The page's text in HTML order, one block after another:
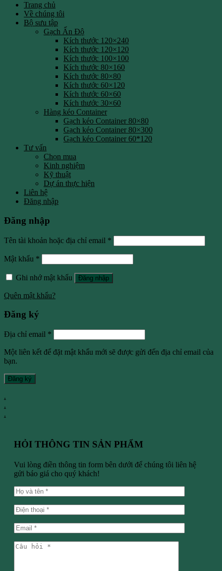
Trang chủ
Về chúng tôi
Bộ sưu tập
Gạch Ấn Độ
Kích thước 120×240
Kích thước 120×120
Kích thước 100×100
Kích thước 80×160
Kích thước 80×80
Kích thước 60×120
Kích thước 60×60
Kích thước 30×60
Hàng kéo Container
Gạch kéo Container 80×80
Gạch kéo Container 80×300
Gạch kéo Container 60*120
Tư vấn
Chọn mua
Kinh nghiệm
Kỹ thuật
Dự án thực hiện
Liên hệ
Đăng nhập
Đăng nhập
Tên tài khoản hoặc địa chỉ email *
Mật khẩu *
Ghi nhớ mật khẩu Đăng nhập
Quên mật khẩu?
Đăng ký
Địa chỉ email *
Một liên kết để đặt mật khẩu mới sẽ được gửi đến địa chỉ email của
bạn.
Đăng ký
.
.
.
HỎI THÔNG TIN SẢN PHẨM
Vui lòng điền thông tin form bên dưới để chúng tôi liên hệ
gửi báo giá cho quý khách!